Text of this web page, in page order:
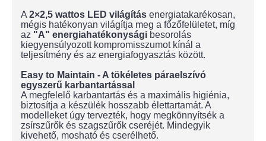
A 2×2,5 wattos LED világítás energiatakarékosan,
mégis hatékonyan világítja meg a főzőfelületet, míg
az "A" energiahatékonysági besorolás
kiegyensúlyozott kompromisszumot kínál a
teljesítmény és az energiafogyasztás között.
Easy to Maintain - A tökéletes páraelszívó
egyszerű karbantartással
A megfelelő karbantartás és a maximális higiénia,
biztosítja a készülék hosszabb élettartamát. A
modelleket úgy tervezték, hogy megkönnyítsék a
zsírszűrők és szagszűrők cseréjét. Mindegyik
kivehető, mosható és cserélhető.